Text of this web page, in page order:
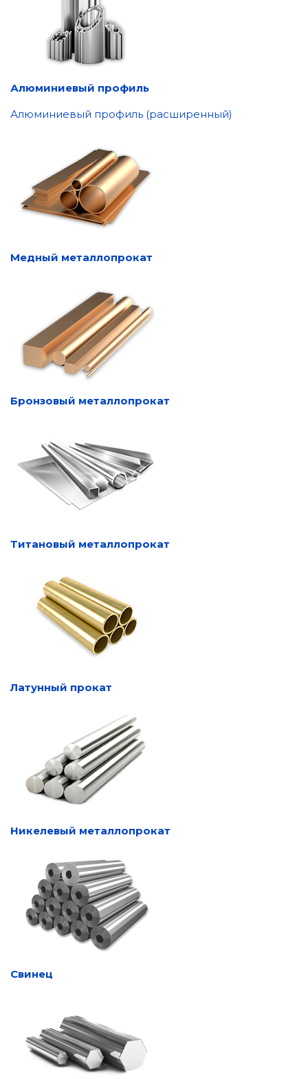
Алюминиевый профиль
Алюминиевый профиль (расширенный)
Медный металлопрокат
Бронзовый металлопрокат
Титановый металлопрокат
Латунный прокат
Никелевый металлопрокат
Свинец